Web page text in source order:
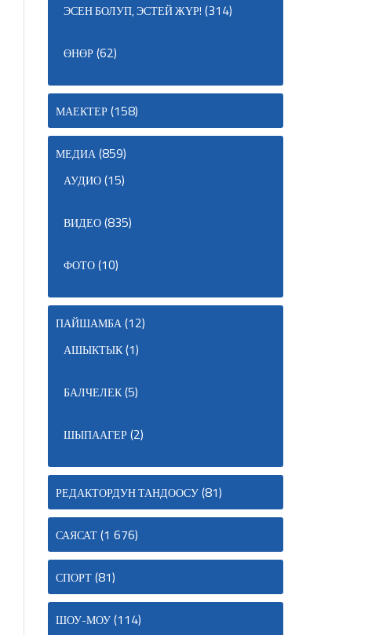
ЭСЕН БОЛУП, ЭСТЕЙ ЖҮР! (314)
ӨНӨР(62)
МАЕКТЕР(158)
МЕДИА(859)
АУДИО(15)
ВИДЕО(835)
ФОТО(10)
ПАЙШАМБА(12)
АШЫКТЫК(1)
БАЛЧЕЛЕК(5)
ШЫПААГЕР(2)
РЕДАКТОРДУН ТАНДООСУ(81)
САЯСАТ(1 676)
СПОРТ(81)
ШОУ-МОУ(114)